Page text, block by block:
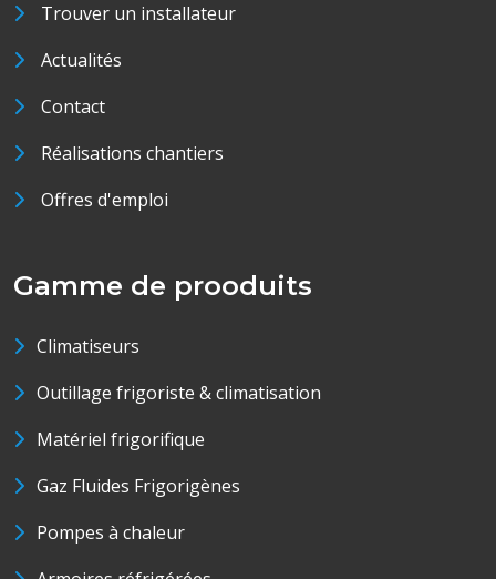
Trouver un installateur
Actualités
Contact
Réalisations chantiers
Offres d'emploi
Gamme de prooduits
Climatiseurs
Outillage frigoriste & climatisation
Matériel frigorifique
Gaz Fluides Frigorigènes
Pompes à chaleur